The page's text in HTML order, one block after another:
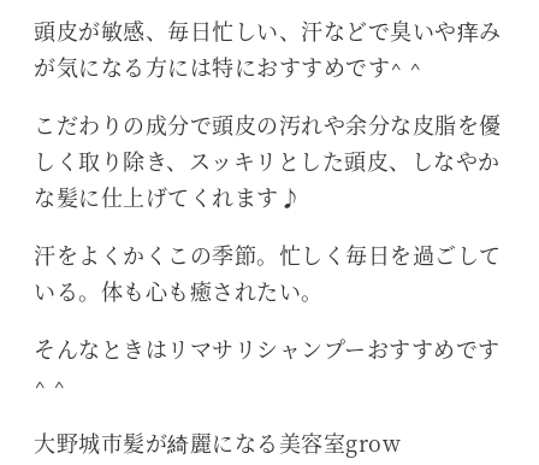
頭皮が敏感、毎日忙しい、汗などで臭いや痒み
が気になる方には特におすすめです^ ^
こだわりの成分で頭皮の汚れや余分な皮脂を優
しく取り除き、スッキリとした頭皮、しなやか
な髪に仕上げてくれます♪
汗をよくかくこの季節。忙しく毎日を過ごして
いる。体も心も癒されたい。
そんなときはリマサリシャンプーおすすめです
^ ^
大野城市髪が綺麗になる美容室grow